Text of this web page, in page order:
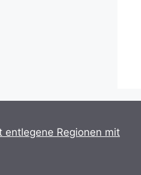
entlegene Regionen mit